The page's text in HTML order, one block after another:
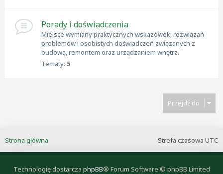
Porady i doświadczenia
Miejsce wymiany praktycznych wskazówek, rozwiązań
problemów i osobistych doświadczeń związanych z
budową, remontem oraz urządzaniem wnętrz.
Tematy: 5
Przejdź do
Strefa czasowa UTC
Strona główna
Technologię dostarcza phpBB® Forum Software © phpBB Limited